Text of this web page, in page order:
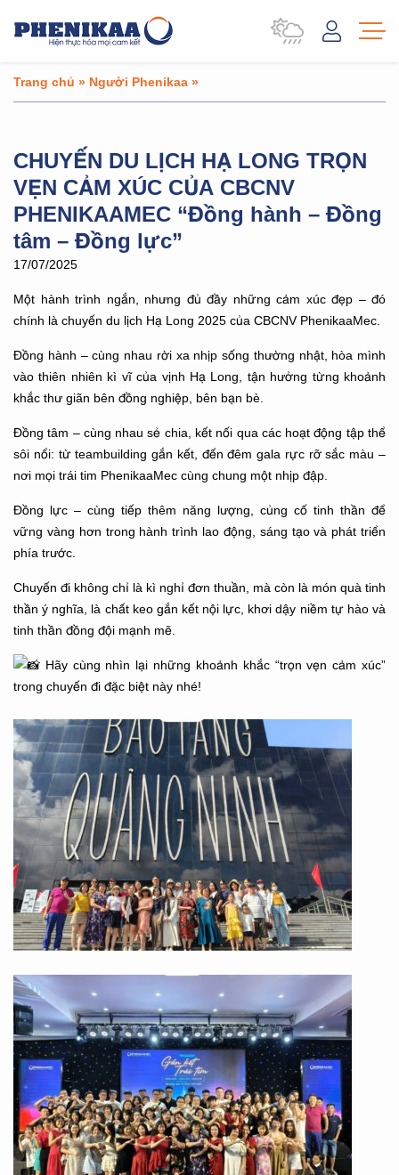
Trang chủ » Người Phenikaa »
CHUYẾN DU LỊCH HẠ LONG TRỌN
VẸN CẢM XÚC CỦA CBCNV
PHENIKAAMEC “Đồng hành – Đồng
tâm – Đồng lực”
17/07/2025
Một hành trình ngắn, nhưng đủ đầy những cảm xúc đẹp – đó
chính là chuyến du lịch Hạ Long 2025 của CBCNV PhenikaaMec.
Đồng hành – cùng nhau rời xa nhịp sống thường nhật, hòa mình
vào thiên nhiên kì vĩ của vịnh Hạ Long, tận hưởng từng khoảnh
khắc thư giãn bên đồng nghiệp, bên bạn bè.
Đồng tâm – cùng nhau sẻ chia, kết nối qua các hoạt động tập thể
sôi nổi: từ teambuilding gắn kết, đến đêm gala rực rỡ sắc màu –
nơi mọi trái tim PhenikaaMec cùng chung một nhịp đập.
Đồng lực – cùng tiếp thêm năng lượng, củng cố tinh thần để
vững vàng hơn trong hành trình lao động, sáng tạo và phát triển
phía trước.
Chuyến đi không chỉ là kì nghỉ đơn thuần, mà còn là món quà tinh
thần ý nghĩa, là chất keo gắn kết nội lực, khơi dậy niềm tự hào và
tinh thần đồng đội mạnh mẽ.
Hãy cùng nhìn lại những khoảnh khắc “trọn vẹn cảm xúc”
trong chuyến đi đặc biệt này nhé!